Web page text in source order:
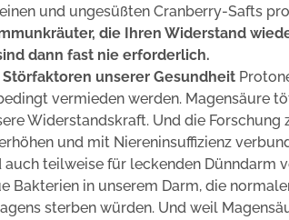
und ungesüßten Cranberry-Safts
die Ihren Widerstand
dann fast nie erforderlich.
unserer Gesundheit
vermieden werden. Magensäure
Widerstandskraft. Und die Forschung
und mit Niereninsuffizienz
auch teilweise für leckenden Dünndarm
Bakterien in unserem Darm, die
sterben würden. Und weil